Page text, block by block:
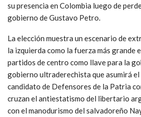
su presencia en Colombia luego de
gobierno de Gustavo Petro.
La elección muestra un escenario de
la izquierda como la fuerza más grande
partidos de centro como llave para la
gobierno ultraderechista que asumirá
candidato de Defensores de la Patria
cruzan el antiestatismo del libertario
con el manodurismo del salvadoreño